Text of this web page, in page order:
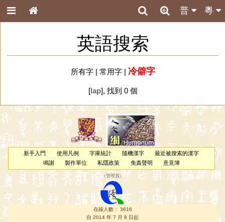
粵
普
英語搜索
所有字| 常用字| 冷僻字
[lap], 找到 0 個
新手入門 使用凡例 字庫統計 隨機漢字
最近被搜索的漢字
鳴謝
製作單位 私隱政策 免責聲明 意見簿
（管理員 ）
在線人數： 3616
自 2014 年 7 月 8 日起